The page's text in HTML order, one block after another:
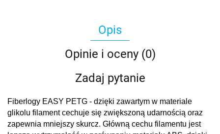
Opis
Opinie i oceny (0)
Zadaj pytanie
Fiberlogy EASY PETG - dzięki zawartym w materiale
glikolu filament cechuje się zwiększoną udarnością oraz
zapewnia mniejszy skurcz. Główną cechu filamentu jest